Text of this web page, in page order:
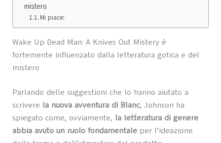
mistero
Mi piace:
Wake Up Dead Man: A Knives Out Mistery è
fortemente influenzato dalla letteratura gotica e del
mistero
Parlando delle suggestioni che lo hanno aiutato a
scrivere la nuova avventura di Blanc, Johnson ha
spiegato come, ovviamente, la letteratura di genere
abbia avuto un ruolo fondamentaleper l’ideazione